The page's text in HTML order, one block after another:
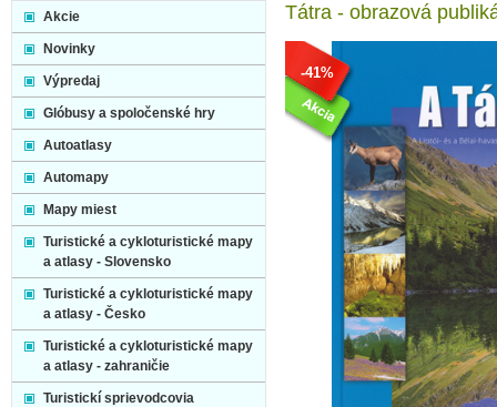
Tátra - obrazová
-41%
Akcie
Novinky
Výpredaj
Glóbusy a spoločenské hry
Autoatlasy
Automapy
Mapy miest
Turistické a cykloturistické mapy
a atlasy - Slovensko
Turistické a cykloturistické mapy
a atlasy - Česko
Turistické a cykloturistické mapy
a atlasy - zahraničie
Turistickí sprievodcovia